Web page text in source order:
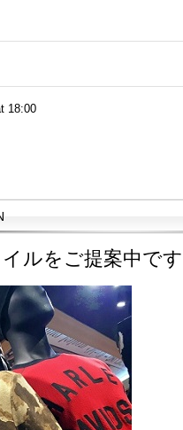
18:00
ルをご提案中で